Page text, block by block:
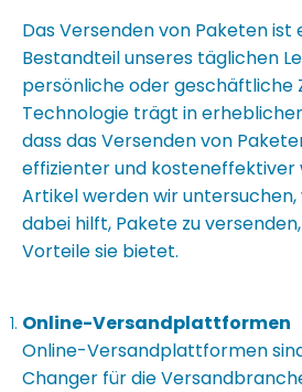
Das Versenden von Paketen
Bestandteil unseres täglichen
persönliche oder geschäftliche
Technologie trägt in
dass das Versenden von
effizienter und kosteneffektiver
Artikel werden wir
dabei hilft, Pakete zu
Vorteile sie bietet.
Online-Versandplattformen
Online-Versandplattformen
Changer für die